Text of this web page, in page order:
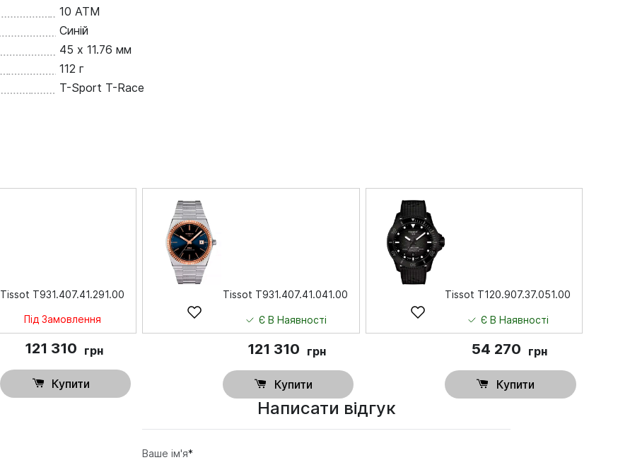
10 ATM
Синій
45 х 11.76 мм
112 г
T-Sport T-Race
Tissot T931.407.41.291.00
Під Замовлення
121 310 грн
Купити
Tissot T931.407.41.041.00
Є В Наявності
121 310 грн
Купити
Tissot T120.907.37.051.00
Є В Наявності
54 270 грн
Купити
Написати відгук
Ваше ім'я*